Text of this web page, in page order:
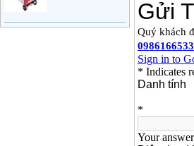
Máy hàn que điện tử